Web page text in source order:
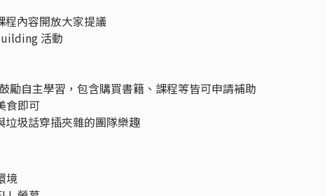
內容開放大家提議
活動
勵自主學習，包含購買書籍、課程等皆可申請補助
食即可
圾話穿插夾雜的團隊樂趣
境